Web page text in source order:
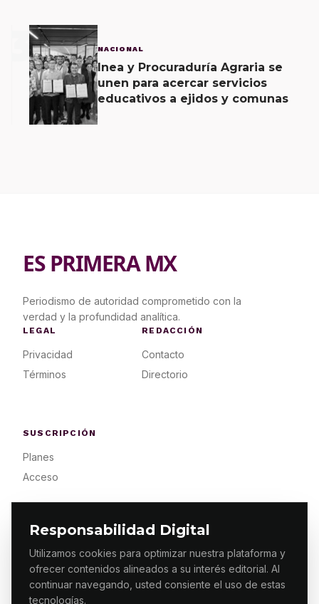
Responsabilidad Digital
Utilizamos cookies para optimizar nuestra plataforma y
ofrecer contenidos alineados a su interés editorial. Al
continuar navegando, usted consiente el uso de estas
tecnologías.
3 NACIONAL
Inea y Procuraduría Agraria se
unen para acercar servicios
educativos a ejidos y comunas
ES PRIMERA MX
Periodismo de autoridad comprometido con la
verdad y la profundidad analítica.
LEGAL
Privacidad
Términos
REDACCIÓN
Contacto
Directorio
SUSCRIPCIÓN
Planes
Acceso
© 2026 ES PRIMERA MX. ALGUNOS DERECHOS
RESERVADOS / DESIGNMAKING.MX